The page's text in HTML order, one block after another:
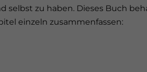
selbst zu haben. Dieses Buch
einzeln zusammenfassen: